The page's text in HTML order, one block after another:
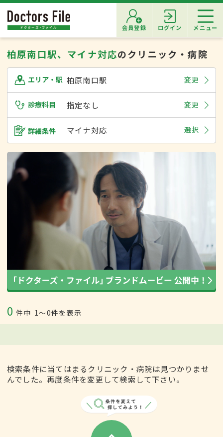
会員登録 ログイン メニュー
柏原南口駅、マイナ対応のクリニック・病院
エリア・駅 柏原南口駅 変更
診療科目 指定なし 変更
詳細条件 マイナ対応 選択
0 件中 1〜0件を表示
検索条件に当てはまるクリニック・病院は見つかりませ
んでした。再度条件を変更して検索して下さい。